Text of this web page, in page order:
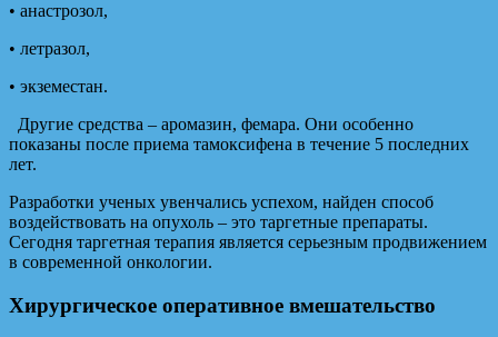
• анастрозол,
• летразол,
• экземестан.
Другие средства – аромазин, фемара. Они особенно
показаны после приема тамоксифена в течение 5 последних
лет.
Разработки ученых увенчались успехом, найден способ
воздействовать на опухоль – это таргетные препараты.
Сегодня таргетная терапия является серьезным продвижением
в современной онкологии.
Хирургическое оперативное вмешательство